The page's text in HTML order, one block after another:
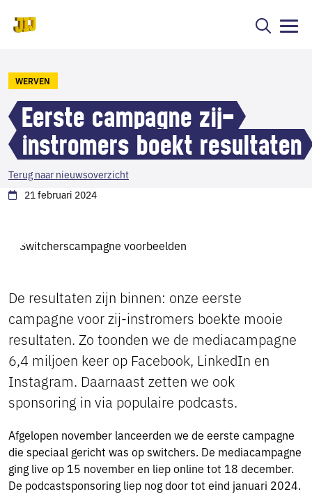
WERVEN
Eerste campagne zij-
instromers boekt resultaten
21 februari 2024
Terug naar nieuwsoverzicht
De resultaten zijn binnen: onze eerste
campagne voor zij-instromers boekte mooie
resultaten. Zo toonden we de mediacampagne
6,4 miljoen keer op Facebook, LinkedIn en
Instagram. Daarnaast zetten we ook
sponsoring in via populaire podcasts.
Afgelopen november lanceerden we de eerste campagne
die speciaal gericht was op switchers. De mediacampagne
ging live op 15 november en liep online tot 18 december.
De podcastsponsoring liep nog door tot eind januari 2024.